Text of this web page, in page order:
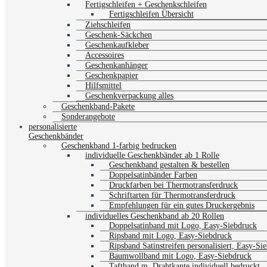
Fertigschleifen + Geschenkschleifen
Fertigschleifen Übersicht
Ziehschleifen
Geschenk-Säckchen
Geschenkaufkleber
Accessoires
Geschenkanhänger
Geschenkpapier
Hilfsmittel
Geschenkverpackung alles
Geschenkband-Pakete
Sonderangebote
personalisierte
Geschenkbänder
Geschenkband 1-farbig bedrucken
individuelle Geschenkbänder ab 1 Rolle
Geschenkband gestalten & bestellen
Doppelsatinbänder Farben
Druckfarben bei Thermotransferdruck
Schriftarten für Thermotransferdruck
Empfehlungen für ein gutes Druckergebnis
individuelles Geschenkband ab 20 Rollen
Doppelsatinband mit Logo, Easy-Siebdruck
Ripsband mit Logo, Easy-Siebdruck
Ripsband Satinstreifen personalisiert, Easy-
Baumwollband mit Logo, Easy-Siebdruck